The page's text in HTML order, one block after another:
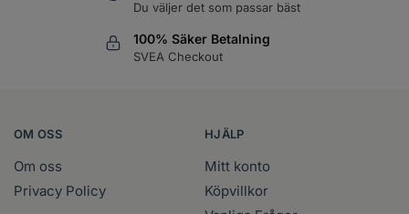
500ml
Logga in
Bonacure Color Freeze Shine Savior
150ml
Du väljer det som passar bäst
100% Säker Betalning
SVEA Checkout
OM OSS
Om oss
Privacy Policy
HJÄLP
Mitt konto
Köpvillkor